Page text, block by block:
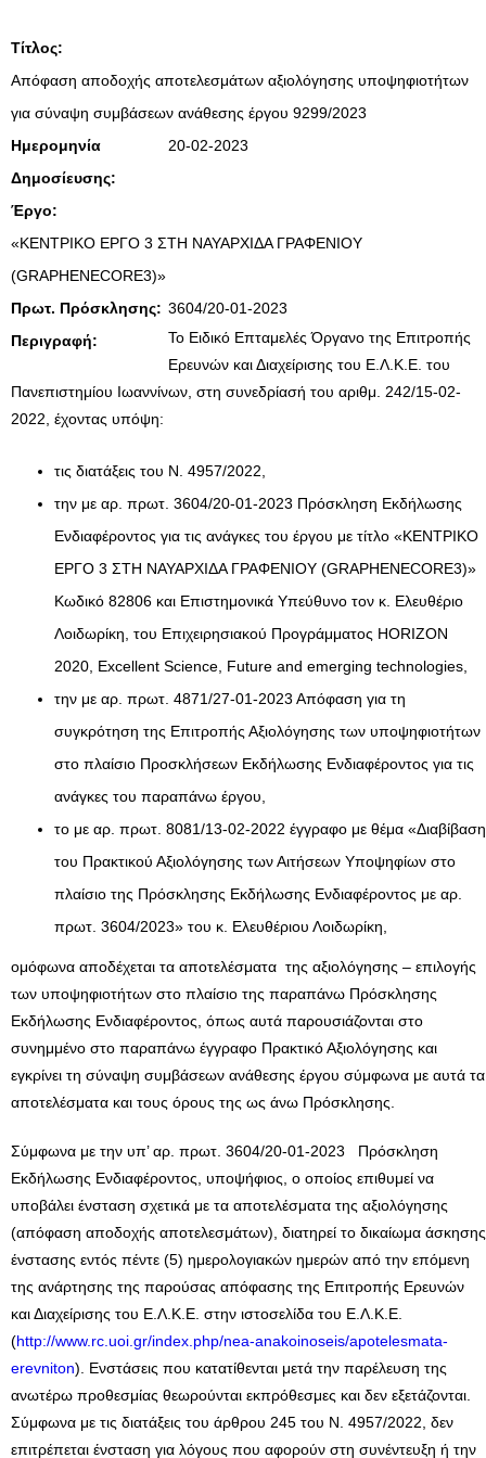
Τίτλος:
Απόφαση αποδοχής αποτελεσμάτων αξιολόγησης υποψηφιοτήτων
για σύναψη συμβάσεων ανάθεσης έργου 9299/2023
Ημερομηνία
Δημοσίευσης:
20-02-2023
Έργο:
«ΚΕΝΤΡΙΚΟ ΕΡΓΟ 3 ΣΤΗ ΝΑΥΑΡΧΙΔΑ ΓΡΑΦΕΝΙΟΥ
(GRAPHENECORE3)»
Πρωτ. Πρόσκλησης: 3604/20-01-2023
Περιγραφή:
Το Ειδικό Επταμελές Όργανο της Επιτροπής
Ερευνών και Διαχείρισης του Ε.Λ.Κ.Ε. του
Πανεπιστημίου Ιωαννίνων, στη συνεδρίασή του αριθμ. 242/15-02-
2022, έχοντας υπόψη:
τις διατάξεις του Ν. 4957/2022,
την με αρ. πρωτ. 3604/20-01-2023 Πρόσκληση Εκδήλωσης
Ενδιαφέροντος για τις ανάγκες του έργου με τίτλο «ΚΕΝΤΡΙΚΟ
ΕΡΓΟ 3 ΣΤΗ ΝΑΥΑΡΧΙΔΑ ΓΡΑΦΕΝΙΟΥ (GRAPHENECORE3)»
Κωδικό 82806 και Επιστημονικά Υπεύθυνο τον κ. Ελευθέριο
Λοιδωρίκη, του Επιχειρησιακού Προγράμματος HORIZON
2020, Excellent Science, Future and emerging technologies,
την με αρ. πρωτ. 4871/27-01-2023 Απόφαση για τη
συγκρότηση της Επιτροπής Αξιολόγησης των υποψηφιοτήτων
στο πλαίσιο Προσκλήσεων Εκδήλωσης Ενδιαφέροντος για τις
ανάγκες του παραπάνω έργου,
το με αρ. πρωτ. 8081/13-02-2022 έγγραφο με θέμα «Διαβίβαση
του Πρακτικού Αξιολόγησης των Αιτήσεων Υποψηφίων στο
πλαίσιο της Πρόσκλησης Εκδήλωσης Ενδιαφέροντος με αρ.
πρωτ. 3604/2023» του κ. Ελευθέριου Λοιδωρίκη,
ομόφωνα αποδέχεται τα αποτελέσματα της αξιολόγησης – επιλογής
των υποψηφιοτήτων στο πλαίσιο της παραπάνω Πρόσκλησης
Εκδήλωσης Ενδιαφέροντος, όπως αυτά παρουσιάζονται στο
συνημμένο στο παραπάνω έγγραφο Πρακτικό Αξιολόγησης και
εγκρίνει τη σύναψη συμβάσεων ανάθεσης έργου σύμφωνα με αυτά τα
αποτελέσματα και τους όρους της ως άνω Πρόσκλησης.
Σύμφωνα με την υπ’ αρ. πρωτ. 3604/20-01-2023 Πρόσκληση
Εκδήλωσης Ενδιαφέροντος, υποψήφιος, ο οποίος επιθυμεί να
υποβάλει ένσταση σχετικά με τα αποτελέσματα της αξιολόγησης
(απόφαση αποδοχής αποτελεσμάτων), διατηρεί το δικαίωμα άσκησης
ένστασης εντός πέντε (5) ημερολογιακών ημερών από την επόμενη
της ανάρτησης της παρούσας απόφασης της Επιτροπής Ερευνών
και Διαχείρισης του Ε.Λ.Κ.Ε. στην ιστοσελίδα του Ε.Λ.Κ.Ε.
(http://www.rc.uoi.gr/index.php/nea-anakoinoseis/apotelesmata-
erevniton). Ενστάσεις που κατατίθενται μετά την παρέλευση της
ανωτέρω προθεσμίας θεωρούνται εκπρόθεσμες και δεν εξετάζονται.
Σύμφωνα με τις διατάξεις του άρθρου 245 του Ν. 4957/2022, δεν
επιτρέπεται ένσταση για λόγους που αφορούν στη συνέντευξη ή την